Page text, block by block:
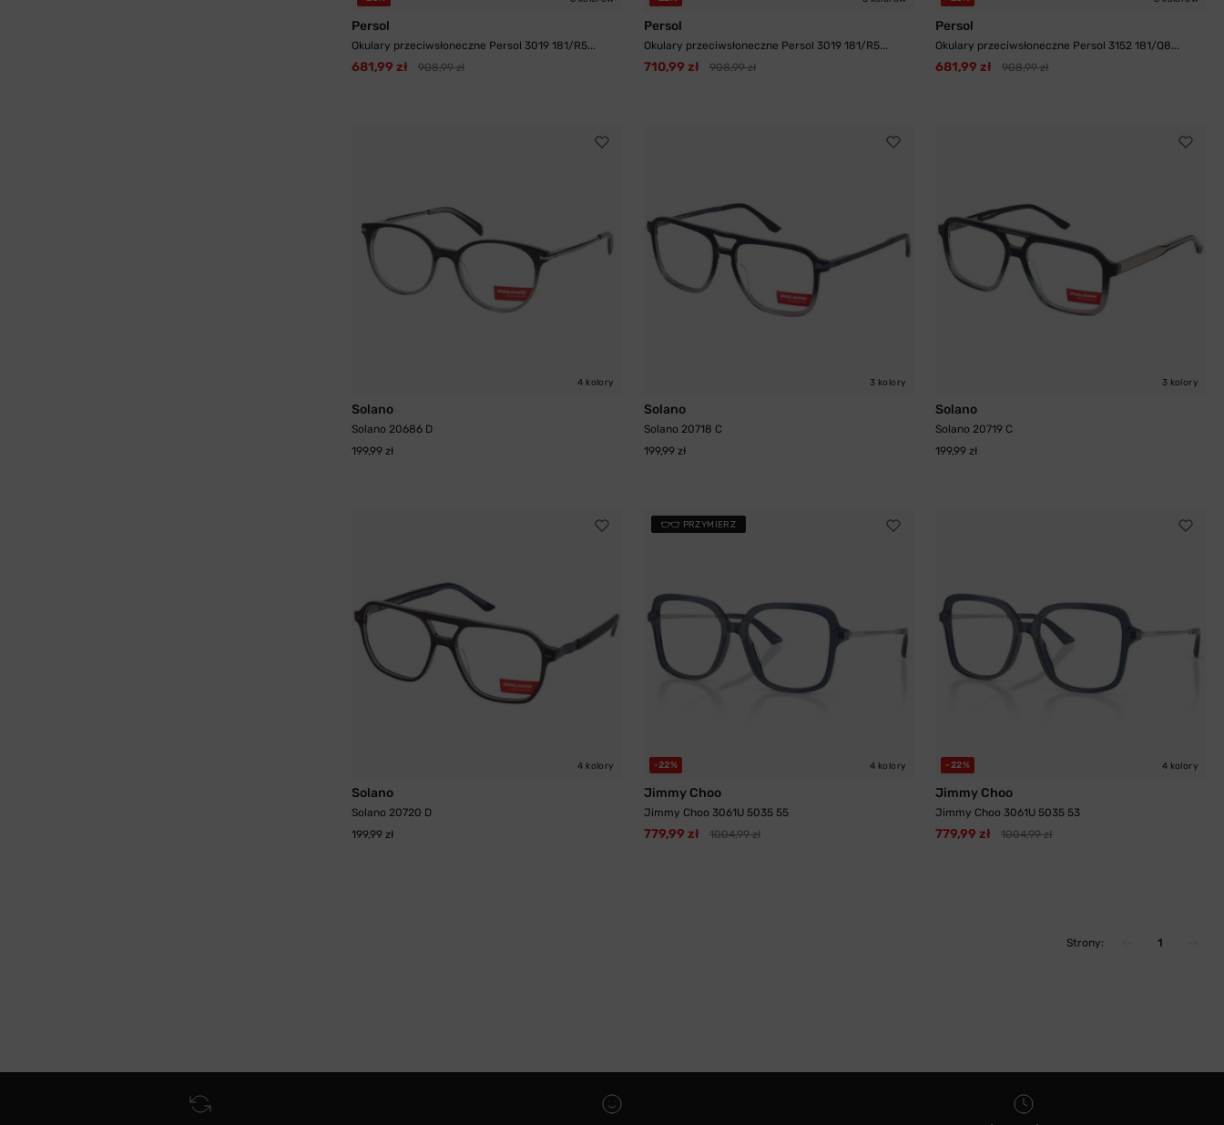
Persol
Okulary przeciwsłoneczne Persol 3019 181/R5...
681,99 zł 908,99 zł
Persol
Okulary przeciwsłoneczne Persol 3019 181/R5...
710,99 zł 908,99 zł
Persol
Okulary przeciwsłoneczne Persol 3152 181/Q8...
681,99 zł 908,99 zł
4 kolory
Solano
Solano 20686 D
199,99 zł
3 kolory
Solano
Solano 20718 C
199,99 zł
3 kolory
Solano
Solano 20719 C
199,99 zł
4 kolory
Solano
Solano 20720 D
199,99 zł
PRZYMIERZ
-22% 4 kolory
Jimmy Choo
Jimmy Choo 3061U 5035 55
779,99 zł 1004,99 zł
-22% 4 kolory
Jimmy Choo
Jimmy Choo 3061U 5035 53
779,99 zł 1004,99 zł
Strony: 1